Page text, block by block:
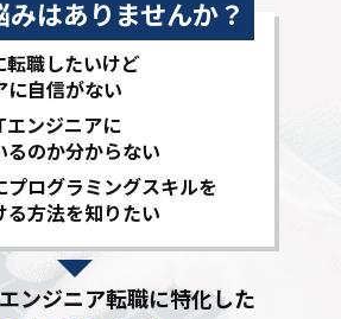
みはありませんか？
転職したいけど
に自信がない
エンジニアに
るのか分からない
プログラミングスキルを
る方法を知りたい
ンジニア転職に特化した